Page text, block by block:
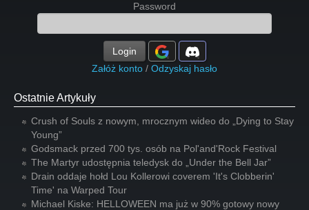
Password
Login
Załóż konto / Odzyskaj hasło
Ostatnie Artykuły
Crush of Souls z nowym, mrocznym wideo do „Dying to Stay
Young”
Godsmack przed 700 tys. osób na Pol'and'Rock Festival
The Martyr udostępnia teledysk do „Under the Bell Jar”
Drain oddaje hołd Lou Kollerowi coverem 'It's Clobberin'
Time' na Warped Tour
Michael Kiske: HELLOWEEN ma już w 90% gotowy nowy